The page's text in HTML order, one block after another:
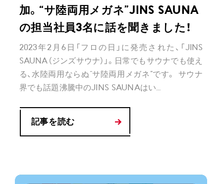
加。“サ陸両用メガネ”JINS SAUNA
の担当社員3名に話を聞きました！
2023年2月6日「フロの日」に発売された、「JINS
SAUNA（ジンズサウナ）」。日常でもサウナでも使え
る、水陸両用ならぬ“サ陸両用メガネ”です。 サウナ
界でも話題沸騰中のJINS SAUNAはい...
記事を読む